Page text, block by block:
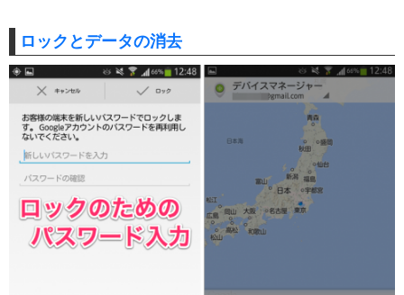
ロックとデータの消去